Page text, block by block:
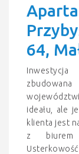
64,
Inwestycja
ideału, ale
klienta jest
z biurem